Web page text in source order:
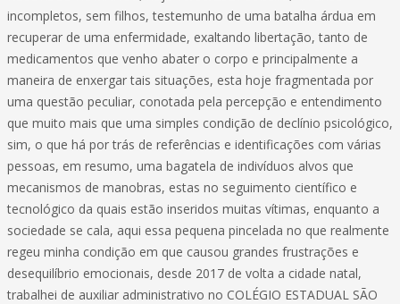
incompletos, sem filhos, testemunho de uma batalha árdua em
recuperar de uma enfermidade, exaltando libertação, tanto de
medicamentos que venho abater o corpo e principalmente a
maneira de enxergar tais situações, esta hoje fragmentada por
uma questão peculiar, conotada pela percepção e entendimento
que muito mais que uma simples condição de declínio psicológico,
sim, o que há por trás de referências e identificações com várias
pessoas, em resumo, uma bagatela de indivíduos alvos que
mecanismos de manobras, estas no seguimento científico e
tecnológico da quais estão inseridos muitas vítimas, enquanto a
sociedade se cala, aqui essa pequena pincelada no que realmente
regeu minha condição em que causou grandes frustrações e
desequilíbrio emocionais, desde 2017 de volta a cidade natal,
trabalhei de auxiliar administrativo no COLÉGIO ESTADUAL SÃO